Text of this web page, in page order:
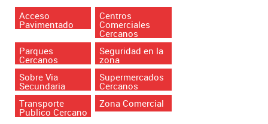
Acceso
Pavimentado
Centros
Comerciales
Cercanos
Parques
Cercanos
Seguridad en la
zona
Sobre Via
Secundaria
Supermercados
Cercanos
Transporte
Publico Cercano
Zona Comercial